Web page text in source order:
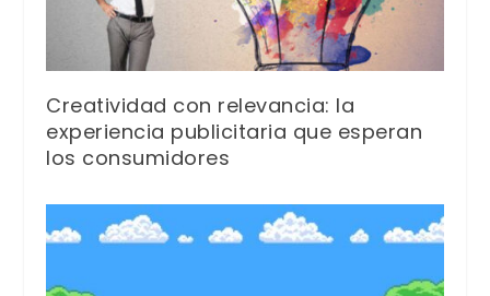
Creatividad con relevancia: la
experiencia publicitaria que esperan
los consumidores